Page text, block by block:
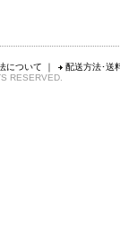
について ｜
配送方法･送
RESERVED.